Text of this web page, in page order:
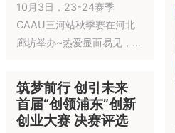
10月3日，23-24赛季
CAAU三河站秋季赛在河北
廊坊举办~热爱显而易见，坚
鼎，撰写球队历史，一旁观
战，不如并肩上场！
筑梦前行 创引未来
首届“创领浦东”创新
创业大赛 决赛评选